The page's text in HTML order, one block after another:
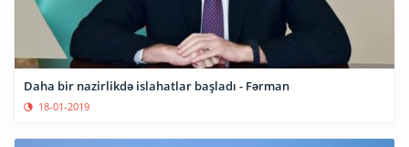
Daha bir nazirlikdə islahatlar başladı - Fərman
18-01-2019